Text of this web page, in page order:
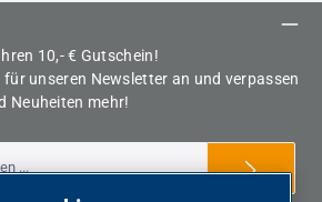
10,- € Gutschein!
für unseren Newsletter an und verpassen
Neuheiten mehr!